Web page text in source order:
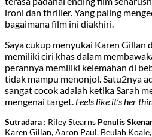
ironi dan thriller. Yang paling
bagaimana film ini diakhiri.
Saya cukup menyukai Karen Gillan
memiliki ciri khas dalam
perannya memiliki kelemahan di
tidak mampu menonjol. Satu2nya
sangat cocok adalah ketika Sarah
mengenai target. Feels like it’s her
Sutradara : Riley Stearns Penulis
Karen Gillan, Aaron Paul, Beulah